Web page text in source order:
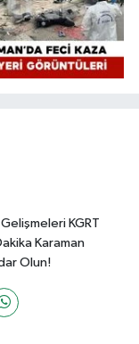
KGRT
Karaman
Olun!